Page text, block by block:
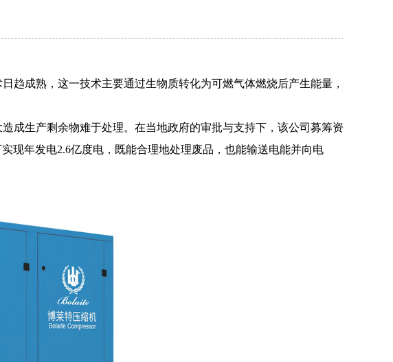
趋成熟，这一技术主要通过生物质转化为可燃气体燃烧后产生能量，
成生产剩余物难于处理。在当地政府的审批与支持下，该公司募筹资
现年发电2.6亿度电，既能合理地处理废品，也能输送电能并向电